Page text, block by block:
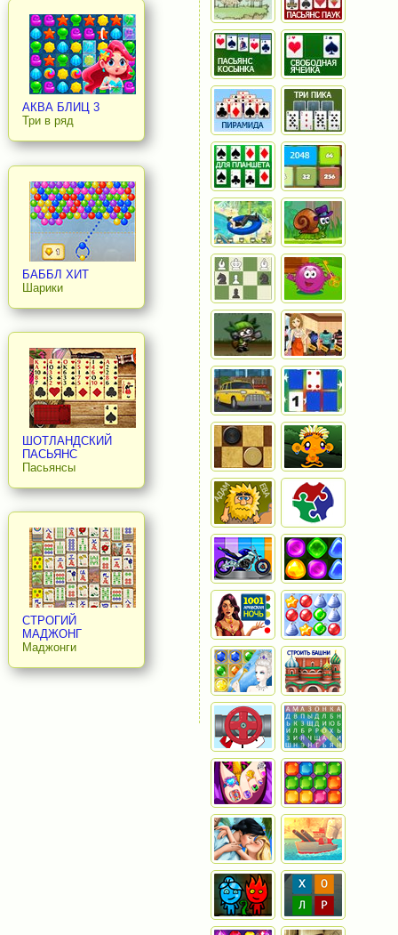
АКВА БЛИЦ 3
Три в ряд
БАББЛ ХИТ
Шарики
ШОТЛАНДСКИЙ
ПАСЬЯНС
Пасьянсы
СТРОГИЙ
МАДЖОНГ
Маджонги